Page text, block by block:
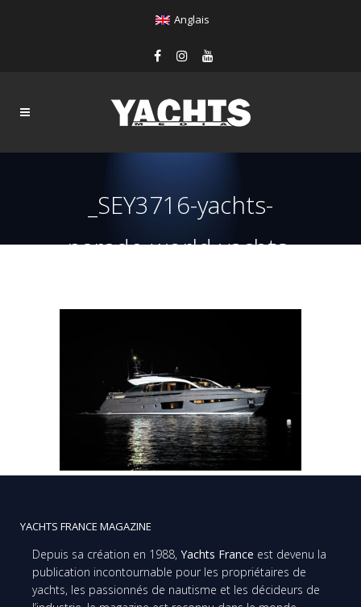
Anglais
_SEY3716-yachts-
parade-world-yachts-
YACHTS FRANCE MAGAZINE
Depuis sa création en 1988, Yachts France est devenu la
publication incontournable pour les propriétaires de
yachts, les passionnés de nautisme et les décideurs de